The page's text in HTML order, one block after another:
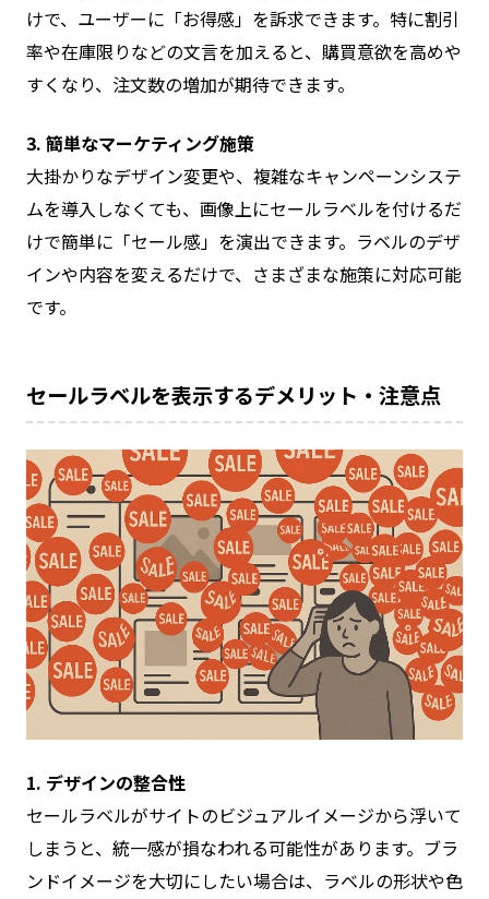
けで、ユーザーに「お得感」を訴求できます。特に割引
率や在庫限りなどの文言を加えると、購買意欲を高めや
すくなり、注文数の増加が期待できます。
3. 簡単なマーケティング施策
大掛かりなデザイン変更や、複雑なキャンペーンシステ
ムを導入しなくても、画像上にセールラベルを付けるだ
けで簡単に「セール感」を演出できます。ラベルのデザ
インや内容を変えるだけで、さまざまな施策に対応可能
です。
セールラベルを表示するデメリット・注意点
1. デザインの整合性
セールラベルがサイトのビジュアルイメージから浮いて
しまうと、統一感が損なわれる可能性があります。ブラ
ンドイメージを大切にしたい場合は、ラベルの形状や色